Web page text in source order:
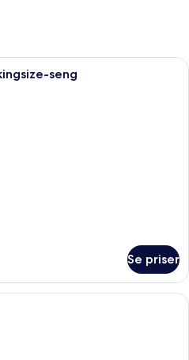
Et hotelværelse med en seng, et
seng
Se priser
Et hotelværelse med en seng, en